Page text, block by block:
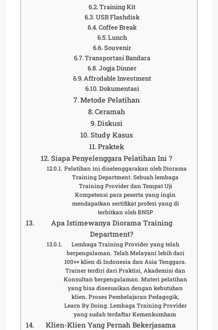
Training Kit
USB Flashdisk
Coffee Break
Lunch
Souvenir
Transportasi Bandara
Jogja Dinner
Affrodable Investment
Dokumentasi
Metode Pelatihan
Ceramah
Diskusi
Study Kasus
Praktek
Siapa Penyelenggara Pelatihan Ini ?
Pelatihan ini diselenggarakan oleh Diorama
Training Department. Sebuah lembaga
Training Provider dan Tempat Uji
Kompetensi para peserta yang ingin
mendapatkan sertifikat profesi yang di
terbitkan oleh BNSP
Apa Istimewanya Diorama Training
Department?
Lembaga Training Provider yang telah
berpengalaman. Telah Melayani lebih dari
100++ klien di Indonesia dan Asia Tenggara.
Trainer terdiri dari Praktisi, Akademisi dan
Konsultan berpengalaman. Materi pelatihan
yang bisa disesuaikan dengan kebutuhan
klien. Proses Pembelajaran Pedagogik,
Learn By Doing. Lembaga Training Provider
yang sudah terdaftar Kemenkumham
Klien-Klien Yang Pernah Bekerjasama